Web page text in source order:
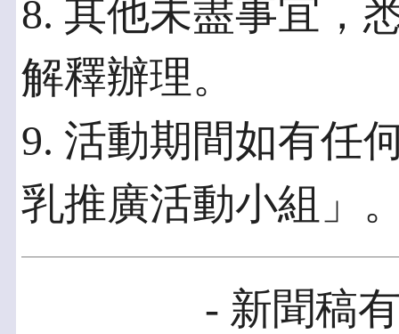
8. 其他未盡事宜，
解釋辦理。
9. 活動期間如有任
乳推廣活動小組」
- 新聞稿